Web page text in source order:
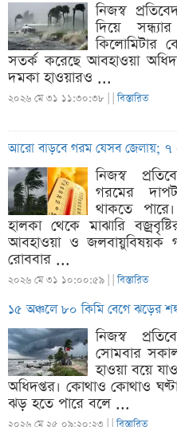
নিজস্ব
দিয়ে
কিলোমিটার
সতর্ক করেছে আবহাওয়া
দমকা হাওয়ারও ...
২০২৬ মে ৩১ ১১:৩০:৩৮ | |বিস্তারিত
আরো বাড়বে গরম যেসব জেলায়; ৭
নিজস্ব
গরমের
থাকতে
হালকা থেকে মাঝারি
আবহাওয়া ও জলবায়ুবিষয়ক
রোববার ...
২০২৬ মে ৩১ ১০:০০:৫৯ | |বিস্তারিত
১৫ অঞ্চলে ৮০ কিমি বেগে ঝড়ের
নিজস্ব
সোমবার
হাওয়া বয়ে
অধিদপ্তর। কোথাও কোথাও
ঝড় হতে পারে বলে ...
২০২৬ মে ২৫ ০৯:২০:২৩ | |বিস্তারিত